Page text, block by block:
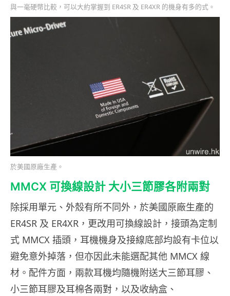
與一毫硬幣比較，可以大約掌握到 ER4SR 及 ER4XR 的機身有多的式。
於美國原廠生產。
MMCX 可換線設計 大小三節膠各附兩對
除採用單元、外殼有所不同外，於美國原廠生產的
ER4SR 及 ER4XR，更改用可換線設計，接頭為定制
式 MMCX 插頭，耳機機身及接線底部均設有卡位以
避免意外掉落，但亦因此未能選配其他 MMCX 線
材。配件方面，兩款耳機均隨機附送大三節耳膠、
小三節耳膠及耳棉各兩對，以及收納盒、